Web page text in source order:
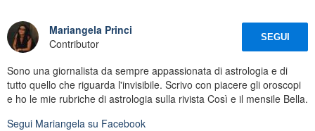
Mariangela Princi
Contributor
SEGUI
Sono una giornalista da sempre appassionata di astrologia e di
tutto quello che riguarda l'invisibile. Scrivo con piacere gli oroscopi
e ho le mie rubriche di astrologia sulla rivista Così e il mensile Bella.
Segui Mariangela su Facebook